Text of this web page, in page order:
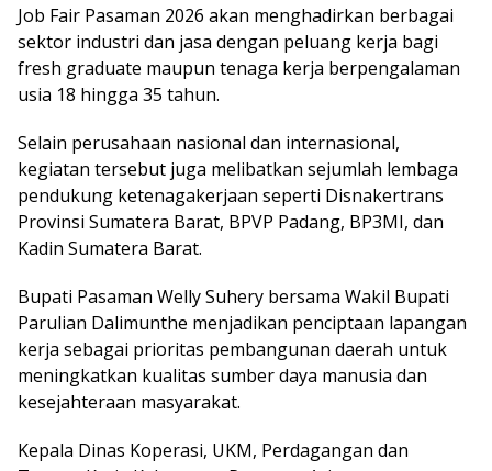
Job Fair Pasaman 2026 akan menghadirkan berbagai
sektor industri dan jasa dengan peluang kerja bagi
fresh graduate maupun tenaga kerja berpengalaman
usia 18 hingga 35 tahun.
Selain perusahaan nasional dan internasional,
kegiatan tersebut juga melibatkan sejumlah lembaga
pendukung ketenagakerjaan seperti Disnakertrans
Provinsi Sumatera Barat, BPVP Padang, BP3MI, dan
Kadin Sumatera Barat.
Bupati Pasaman Welly Suhery bersama Wakil Bupati
Parulian Dalimunthe menjadikan penciptaan lapangan
kerja sebagai prioritas pembangunan daerah untuk
meningkatkan kualitas sumber daya manusia dan
kesejahteraan masyarakat.
Kepala Dinas Koperasi, UKM, Perdagangan dan